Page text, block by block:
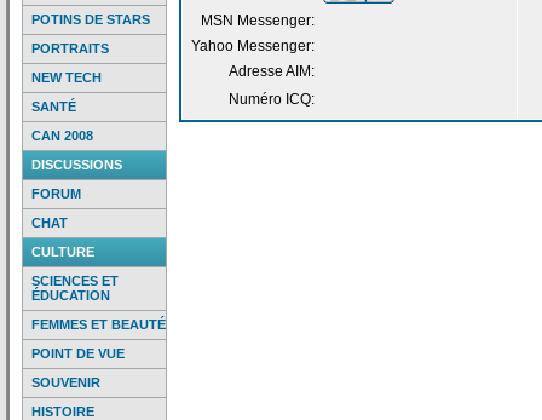
POTINS DE STARS
PORTRAITS
NEW TECH
SANTÉ
CAN 2008
DISCUSSIONS
FORUM
CHAT
CULTURE
SCIENCES ET
ÉDUCATION
FEMMES ET BEAUTÉ
POINT DE VUE
SOUVENIR
HISTOIRE
MSN Messenger:
Yahoo Messenger:
Adresse AIM:
Numéro ICQ: